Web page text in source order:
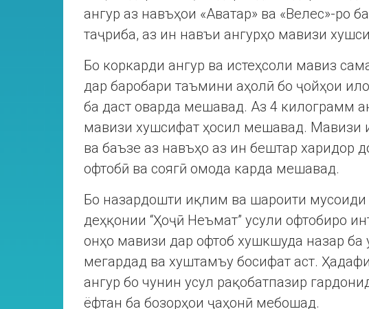
ангур аз навъҳои «Аватар» ва «Велес»-ро
таҷриба, аз ин навъи ангурҳо мавизи
Бо коркарди ангур ва истеҳсоли мавиз
дар баробари таъмини аҳолӣ бо ҷойҳои
ба даст оварда мешавад. Аз 4 килограмм
мавизи хушсифат ҳосил мешавад. Мавизи
ва баъзе аз навъҳо аз ин бештар харидор
офтобӣ ва соягӣ омода карда мешавад.
Бо назардошти иқлим ва шароити
деҳқонии “Ҳоҷӣ Неъмат” усули офтобиро
онҳо мавизи дар офтоб хушкшуда назар ба
мегардад ва хуштамъу босифат аст.
ангур бо чунин усул рақобатпазир
ёфтан ба бозорҳои ҷаҳонӣ мебошад.